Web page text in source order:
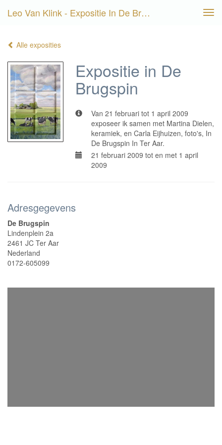
Leo Van Klink - Expositie In De Brugspin
Alle exposities
Expositie in De
Brugspin
Van 21 februari tot 1 april 2009
exposeer ik samen met Martina Dielen,
keramiek, en Carla Eijhuizen, foto's, In
De Brugspin In Ter Aar.
21 februari 2009 tot en met 1 april
2009
Adresgegevens
De Brugspin
Lindenplein 2a
2461 JC Ter Aar
Nederland
0172-605099